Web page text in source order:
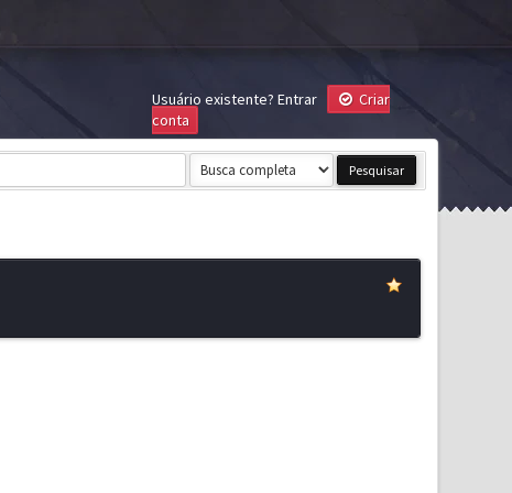
Usuário existente? Entrar
Criar
conta